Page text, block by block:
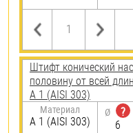
Штифт конический
половину от всей
А 1 (AISI 303)
Материал
А 1 (AISI 303)
Ø
?
6